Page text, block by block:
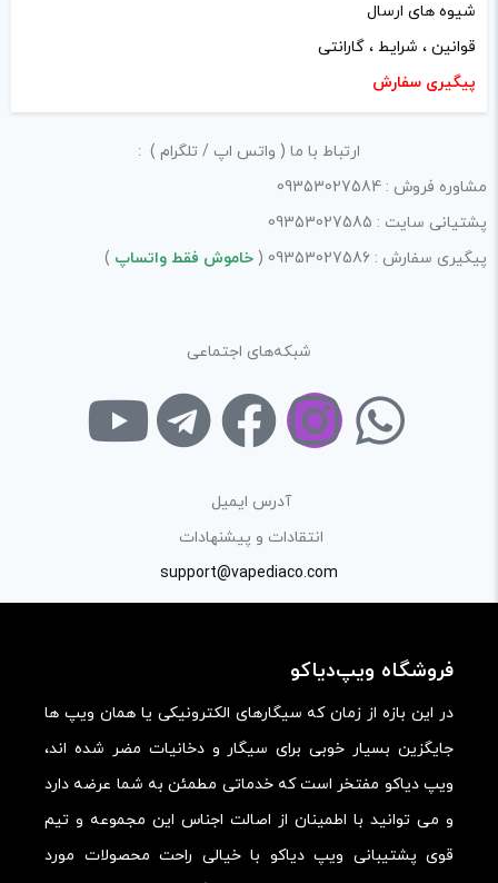
شیوه های ارسال
قوانین ، شرایط ، گارانتی
پیگیری سفارش
ارتباط با ما ( واتس اپ / تلگرام ) :
مشاوره فروش : 09353027584
پشتیانی سایت : 09353027585
پیگیری سفارش : 09353027586 (
خاموش فقط واتساپ )
شبکه‌های اجتماعی
آدرس ایمیل
انتقادات و پیشنهادات
support@vapediaco.com
فروشگاه ویپ‌دیاکو
در این بازه از زمان که سیگارهای الکترونیکی یا همان ویپ ها
جایگزین بسیار خوبی برای سیگار و دخانیات مضر شده اند،
ویپ دیاکو مفتخر است که خدماتی مطمئن به شما عرضه دارد
و می توانید با اطمینان از اصالت اجناس این مجموعه و تیم
قوی پشتیبانی ویپ دیاکو با خیالی راحت محصولات مورد